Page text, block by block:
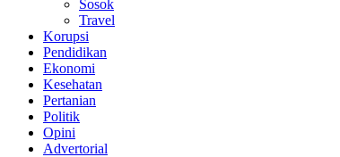
Sosok
Travel
Korupsi
Pendidikan
Ekonomi
Kesehatan
Pertanian
Politik
Opini
Advertorial